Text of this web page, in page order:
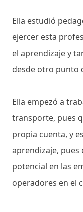
Ella estudió
ejercer esta
el aprendizaje y
desde otro punto
Ella empezó a
transporte, pues
propia cuenta, y
aprendizaje,
potencial en las
operadores en el